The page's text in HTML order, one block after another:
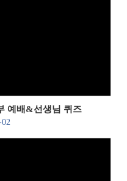
예배&선생님 퀴즈
02